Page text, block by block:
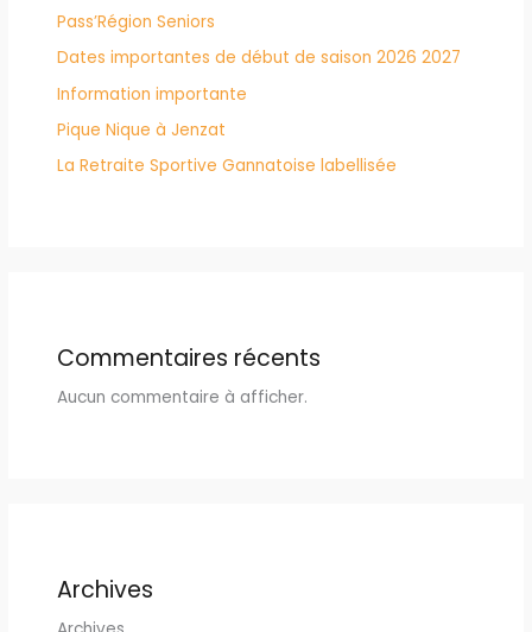
Pass’Région Seniors
Dates importantes de début de saison 2026 2027
Information importante
Pique Nique à Jenzat
La Retraite Sportive Gannatoise labellisée
Commentaires récents
Aucun commentaire à afficher.
Archives